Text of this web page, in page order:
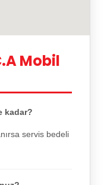
Mobil
kadar?
servis bedeli